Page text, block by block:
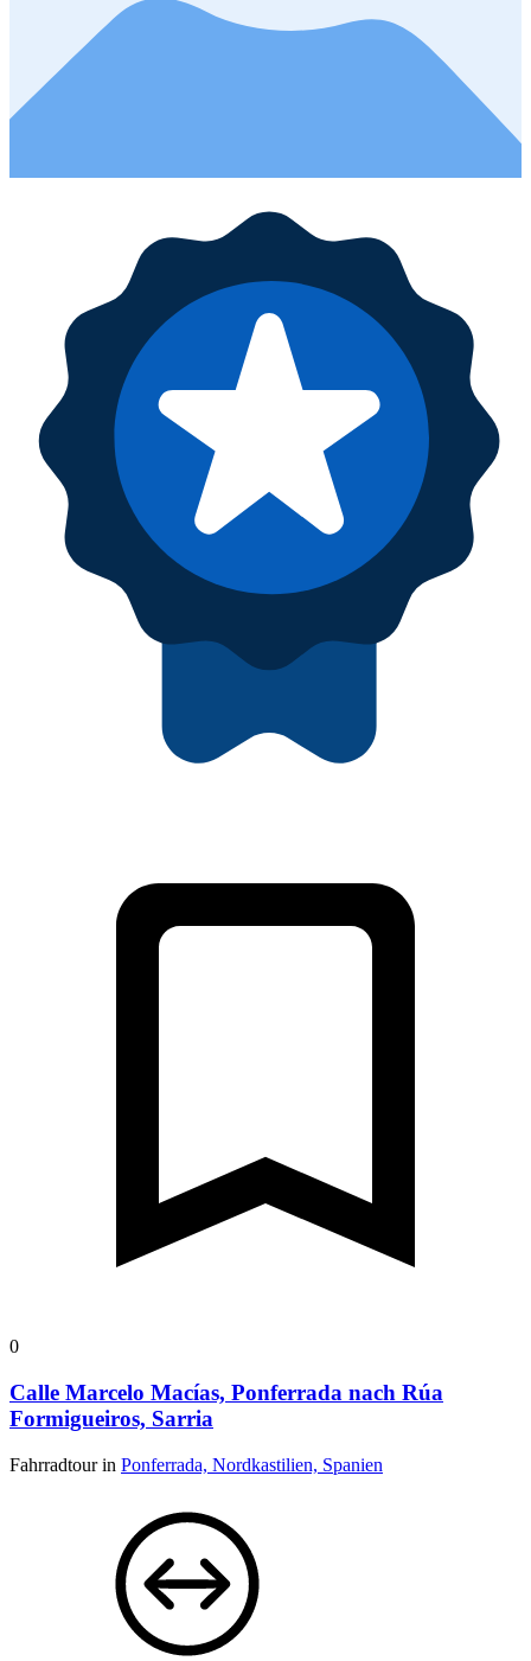
0
Calle Marcelo Macías, Ponferrada nach Rúa
Formigueiros, Sarria
Fahrradtour in Ponferrada, Nordkastilien, Spanien